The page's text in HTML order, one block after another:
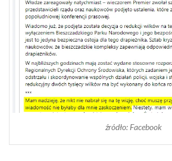
źródło: Facebook